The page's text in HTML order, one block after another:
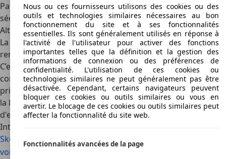
Par conséquent, la Rapid ne dispose pas d'assistants de
sécurité active.
Alternatives
La Skoda Rapid se situait un peu entre les segments, ce qui
rend plus difficile la présentation d'une alternative directe.
C’est la Fiat Tipo s'en rapproche le plus en tant que berline
compacte à bas prix. Sinon, la Rapid souffre
principalement de la concurrence interne, notamment de
la Fabia Combi et de l'Octavia, qui offrent la même quantité
d'espace intérieur et sont légèrement mieux finies.
Intéressé par l'Skoda Rapid
Skoda Rapid voiture d'occasion Skoda Rapid nouvelle
voiture
Nous ou ces fournisseurs utilisons des cookies ou des
outils et technologies similaires nécessaires au bon
fonctionnement du site et à ses fonctionnalités
essentielles. Ils sont généralement utilisés en réponse à
l'activité de l'utilisateur pour activer des fonctions
importantes telles que la définition et la gestion des
informations de connexion ou des préférences de
confidentialité. L'utilisation de ces cookies ou
technologies similaires ne peut généralement pas être
désactivée. Cependant, certains navigateurs peuvent
bloquer ces cookies ou outils similaires ou vous en
avertir. Le blocage de ces cookies ou outils similaires peut
affecter la fonctionnalité du site web.
Fonctionnalités avancées de la page